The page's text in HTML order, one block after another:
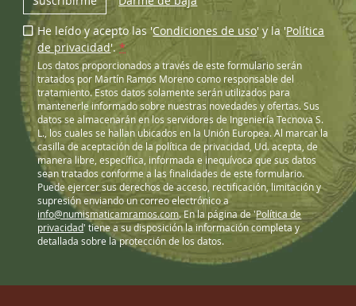
He leído y acepto las 'Condiciones de uso' y la 'Política
de privacidad'.*
Los datos proporcionados a través de este formulario serán
tratados por Martín Ramos Moreno como responsable del
tratamiento. Estos datos solamente serán utilizados para
mantenerle informado sobre nuestras novedades y ofertas. Sus
datos se almacenarán en los servidores de Ingeniería Tecnova S.
L., los cuales se hallan ubicados en la Unión Europea. Al marcar la
casilla de aceptación de la política de privacidad, Ud. acepta, de
manera libre, específica, informada e inequívoca que sus datos
sean tratados conforme a las finalidades de este formulario.
Puede ejercer sus derechos de acceso, rectificación, limitación y
supresión enviando un correo electrónico a
info@numismaticamramos.com. En la página de 'Política de
privacidad' tiene a su disposición la información completa y
detallada sobre la protección de los datos.